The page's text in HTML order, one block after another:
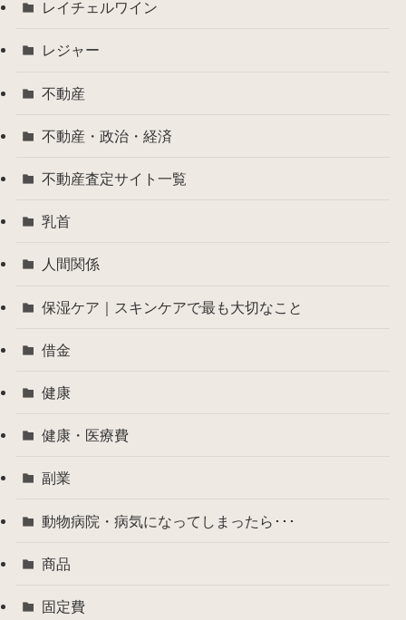
レイチェルワイン
レジャー
不動産
不動産・政治・経済
不動産査定サイト一覧
乳首
人間関係
保湿ケア｜スキンケアで最も大切なこと
借金
健康
健康・医療費
副業
動物病院・病気になってしまったら･･･
商品
固定費